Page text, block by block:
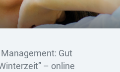
Gut
– online